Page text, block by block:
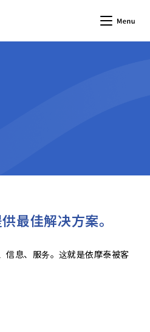
最佳解决方案。
信息、服务。这就是依摩泰被客